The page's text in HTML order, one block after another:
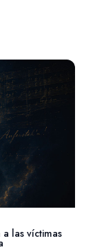
las víctimas